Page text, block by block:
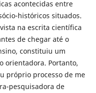
acontecidas entre
históricos situados.
na escrita científica
de chegar até o
constituiu um
orientadora. Portanto,
próprio processo de me
pesquisadora de